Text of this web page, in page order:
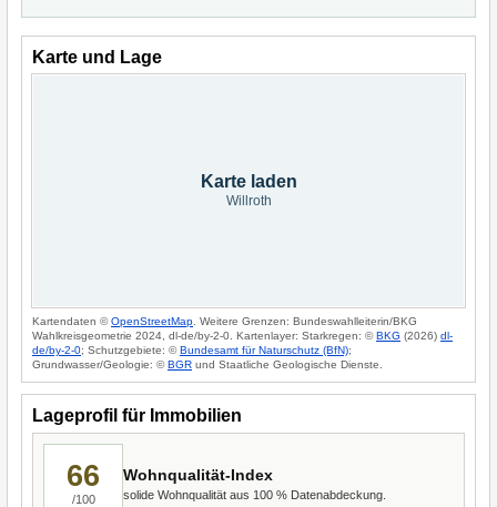
Karte und Lage
Karte laden
Willroth
Kartendaten ©OpenStreetMap . Weitere Grenzen: Bundeswahlleiterin/BKG
Wahlkreisgeometrie 2024, dl-de/by-2-0. Kartenlayer: Starkregen: ©BKG (2026) dl-
de/by-2-0; Schutzgebiete: ©Bundesamt für Naturschutz (BfN);
Grundwasser/Geologie: ©BGR und Staatliche Geologische Dienste.
Lageprofil für Immobilien
66
/100
Wohnqualität-Index
solide Wohnqualität aus 100 % Datenabdeckung.